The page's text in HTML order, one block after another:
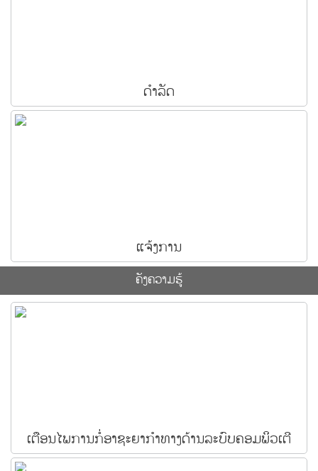
ດຳລັດ
ແຈ້ງການ
​ຄັງ​ຄວາມ​ຮູ້
ເຕືອນໄພການກໍ່ອາຊະຍາກຳທາງດ້ານລະບົບຄອມພິວເຕີ